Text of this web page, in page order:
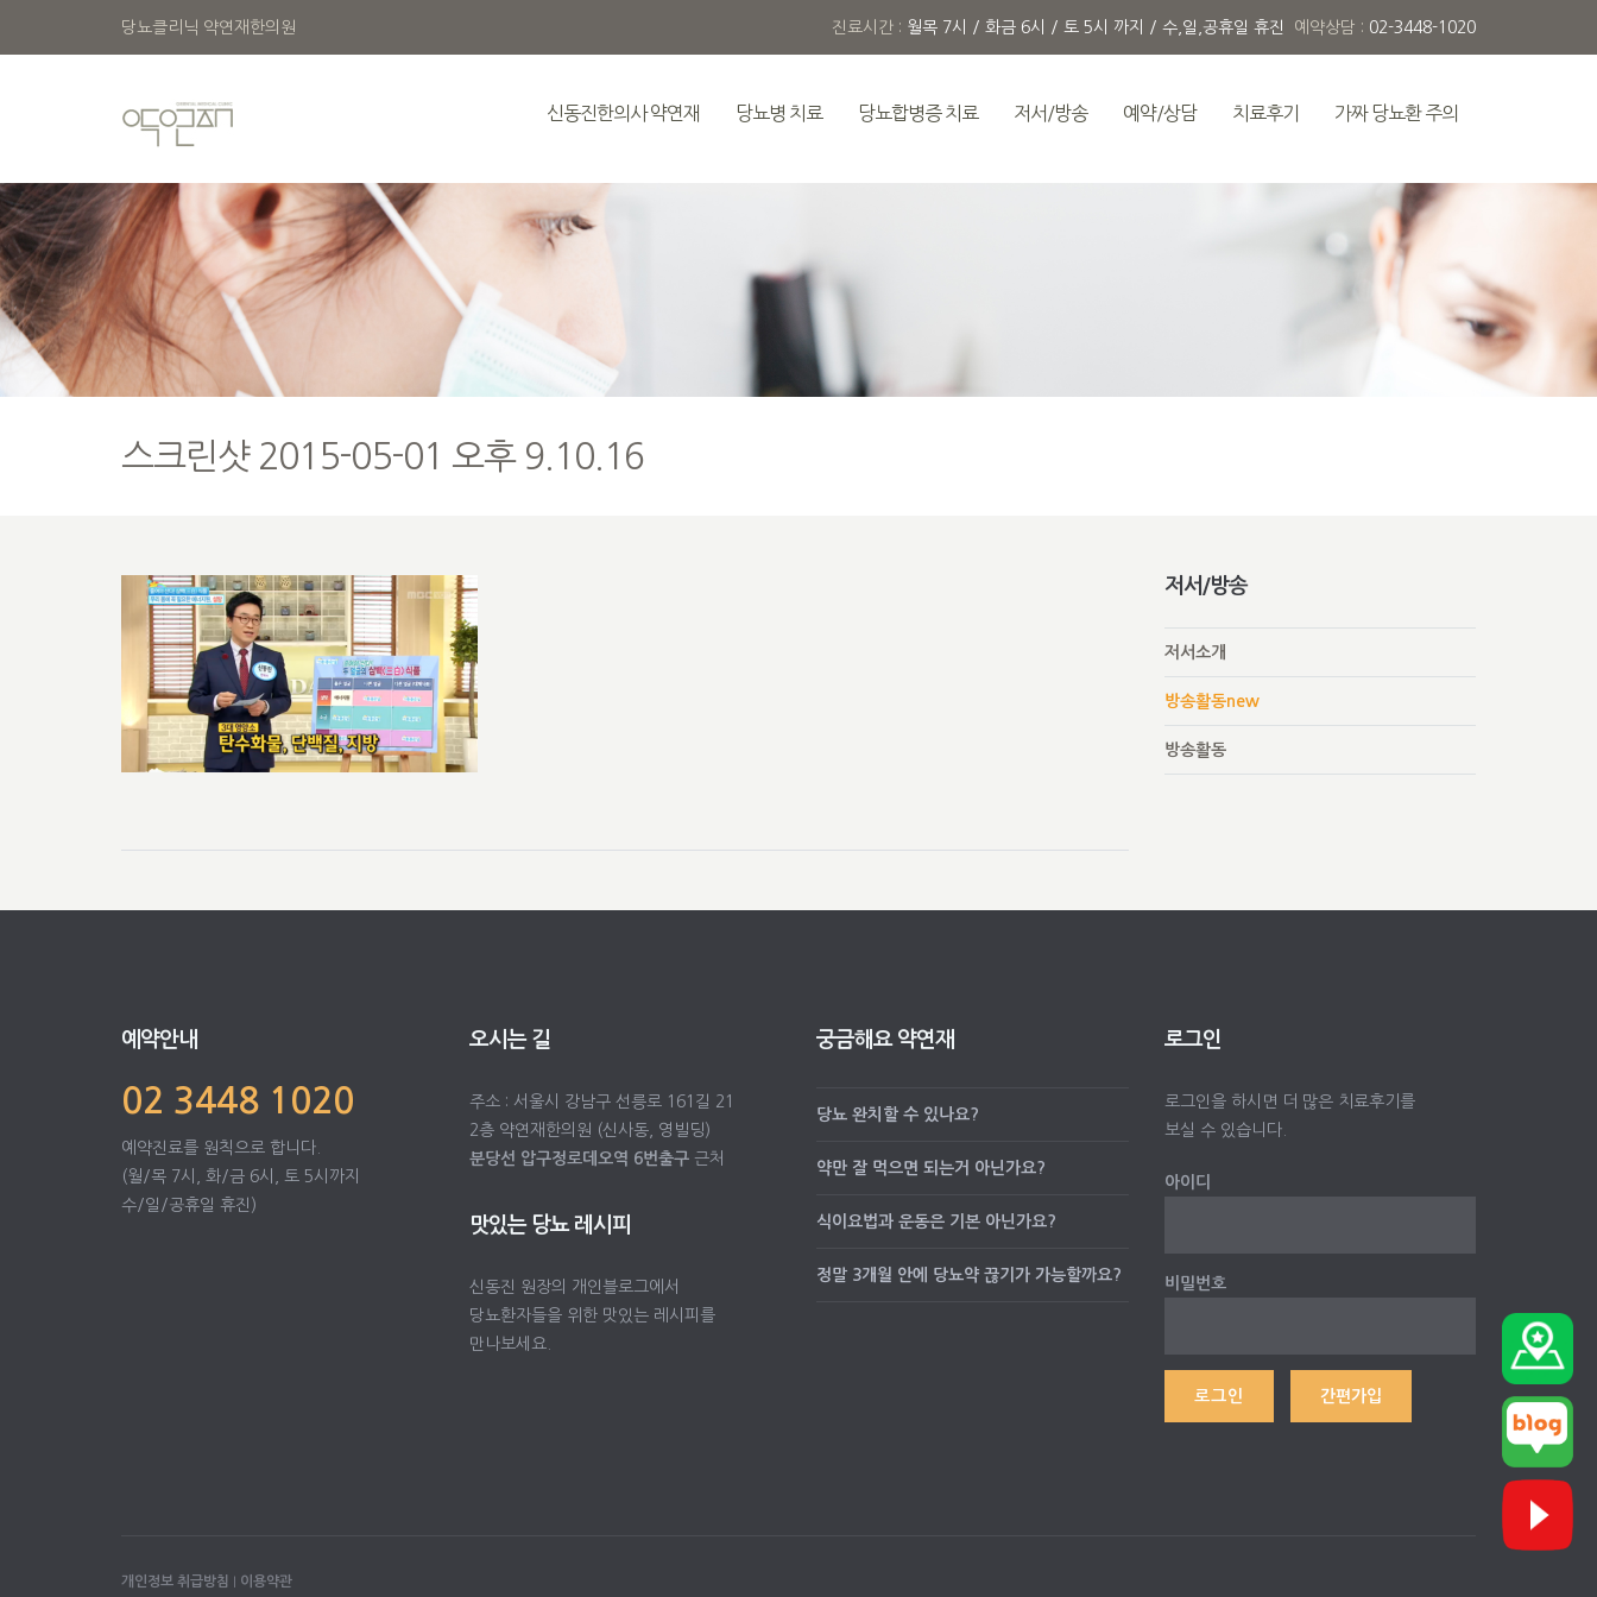
당뇨클리닉 약연재한의원 진료시간 : 월목 7시 / 화금 6시 / 토 5시 까지 / 수,일,공휴일 휴진 예약상담 : 02-3448-1020
신동진한의사 약연재 당뇨병 치료 당뇨합병증 치료 저서/방송 예약/상담 치료후기 가짜 당뇨환 주의
스크린샷 2015-05-01 오후 9.10.16
저서/방송
저서소개
방송활동new
방송활동
예약안내
02 3448 1020
예약진료를 원칙으로 합니다.
(월/목 7시, 화/금 6시, 토 5시까지
수/일/공휴일 휴진)
오시는 길
주소 : 서울시 강남구 선릉로 161길 21
2층 약연재한의원 (신사동, 영빌딩)
분당선 압구정로데오역 6번출구근처
맛있는 당뇨 레시피
신동진 원장의 개인블로그에서
당뇨환자들을 위한 맛있는 레시피를
만나보세요.
궁금해요 약연재
당뇨 완치할 수 있나요?
약만 잘 먹으면 되는거 아닌가요?
식이요법과 운동은 기본 아닌가요?
정말 3개월 안에 당뇨약 끊기가 가능할까요?
로그인
로그인을 하시면 더 많은 치료후기를
보실 수 있습니다.
아이디
비밀번호
간편가입
개인정보 취급방침 I 이용약관